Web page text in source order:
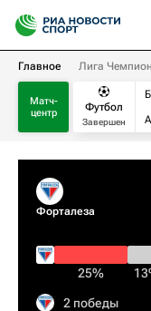
Главное Лига
Матч-
центр
Футбол
Завершен
Форталеза
25%
2 победы